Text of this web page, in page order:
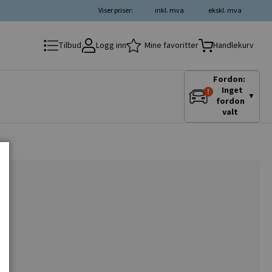
ekskl. mva
inkl. mva
Viser priser:
Tilbud Logg inn Mine favoritter Handlekurv
Fordon:
Inget
fordon
valt
▼